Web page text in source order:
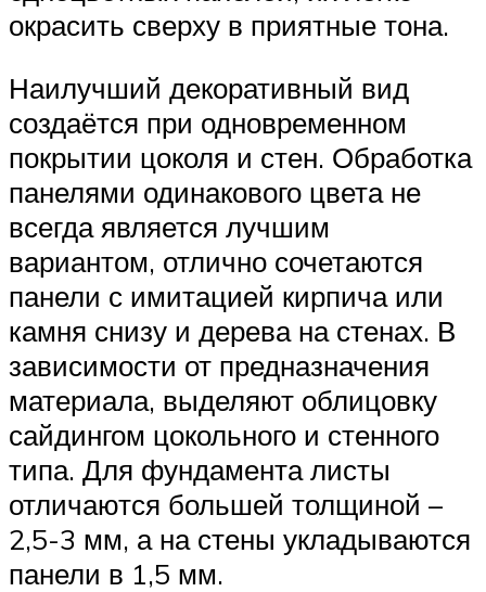
окрасить сверху в приятные тона.
Наилучший декоративный вид
создаётся при одновременном
покрытии цоколя и стен. Обработка
панелями одинакового цвета не
всегда является лучшим
вариантом, отлично сочетаются
панели с имитацией кирпича или
камня снизу и дерева на стенах. В
зависимости от предназначения
материала, выделяют облицовку
сайдингом цокольного и стенного
типа. Для фундамента листы
отличаются большей толщиной –
2,5-3 мм, а на стены укладываются
панели в 1,5 мм.